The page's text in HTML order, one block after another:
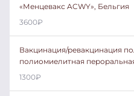
«Менцевакс ACWY», Бельгия
3600₽
Вакцинация/ревакцинация
полиомиелитная
1300₽